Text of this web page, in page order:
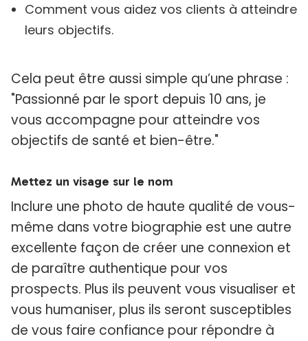
Comment vous aidez vos clients à atteindre
leurs objectifs.
Cela peut être aussi simple qu’une phrase :
"Passionné par le sport depuis 10 ans, je
vous accompagne pour atteindre vos
objectifs de santé et bien-être."
Mettez un visage sur le nom
Inclure une photo de haute qualité de vous-
même dans votre biographie est une autre
excellente façon de créer une connexion et
de paraître authentique pour vos
prospects. Plus ils peuvent vous visualiser et
vous humaniser, plus ils seront susceptibles
de vous faire confiance pour répondre à